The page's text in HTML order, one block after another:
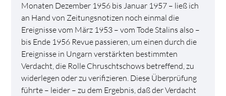
Monaten Dezember 1956 bis Januar 1957 – ließ ich
an Hand von Zeitungsnotizen noch einmal die
Ereignisse vom März 1953 – vom Tode Stalins also –
bis Ende 1956 Revue passieren, um einen durch die
Ereignisse in Ungarn verstärkten bestimmten
Verdacht, die Rolle Chruschtschows betreffend, zu
widerlegen oder zu verifizieren. Diese Überprüfung
führte – leider – zu dem Ergebnis, daß der Verdacht